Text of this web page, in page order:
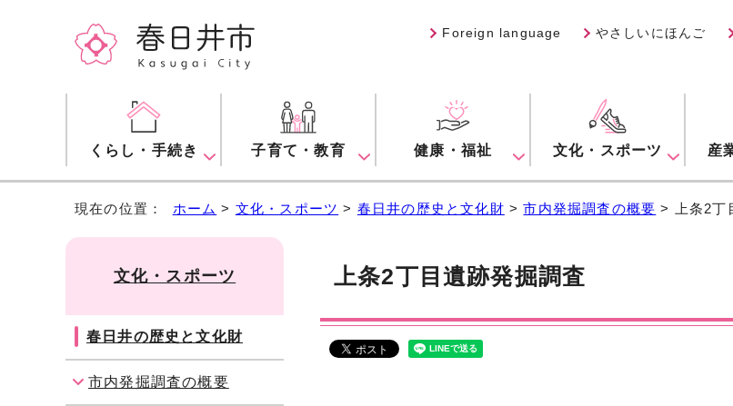
Foreign language やさしいにほんご
くらし・手続き 子育て・教育 健康・福祉 文化・スポーツ 産
現在の位置： ホーム > 文化・スポーツ > 春日井の歴史と文化財 >市内発掘調査の概要 > 上条2丁
上条2丁目遺跡発掘調査
文化・スポーツ
春日井の歴史と文化財
市内発掘調査の概要